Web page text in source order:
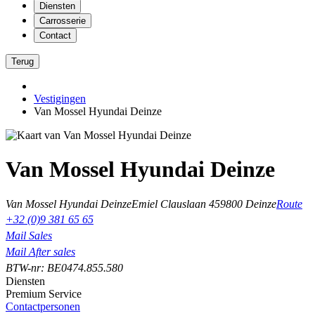
Diensten
Carrosserie
Contact
Terug
Vestigingen
Van Mossel Hyundai Deinze
Van Mossel Hyundai Deinze
Van Mossel Hyundai DeinzeEmiel Clauslaan 459800 DeinzeRoute
+32 (0)9 381 65 65
Mail Sales
Mail After sales
BTW-nr: BE0474.855.580
Diensten
Premium Service
Contactpersonen